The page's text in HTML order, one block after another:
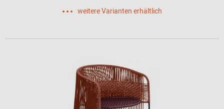
weitere Varianten erhältlich